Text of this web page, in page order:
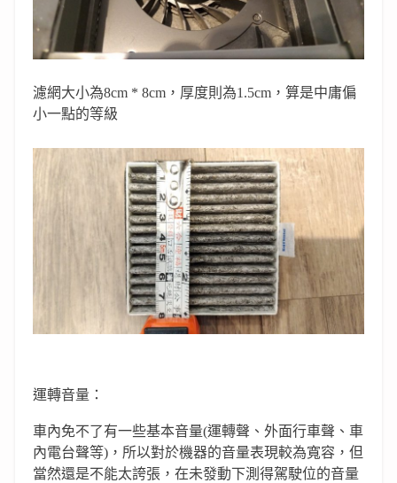
濾網大小為8cm * 8cm，厚度則為1.5cm，算是中庸偏
小一點的等級
運轉音量：
車內免不了有一些基本音量(運轉聲、外面行車聲、車
內電台聲等)，所以對於機器的音量表現較為寬容，但
當然還是不能太誇張，在未發動下測得駕駛位的音量